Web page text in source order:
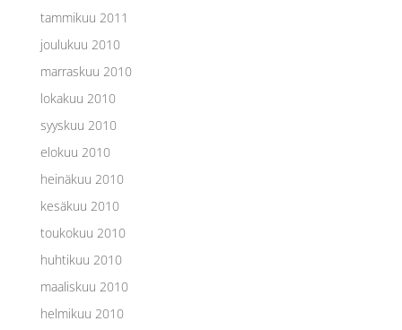
tammikuu 2011
joulukuu 2010
marraskuu 2010
lokakuu 2010
syyskuu 2010
elokuu 2010
heinäkuu 2010
kesäkuu 2010
toukokuu 2010
huhtikuu 2010
maaliskuu 2010
helmikuu 2010